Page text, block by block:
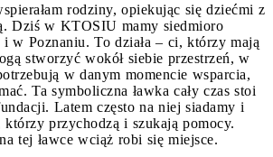
rodziny, opiekując się dziećmi z
Dziś w KTOSIU mamy siedmioro
w Poznaniu. To działa – ci, którzy mają
stworzyć wokół siebie przestrzeń, w
w danym momencie wsparcia,
Ta symboliczna ławka cały czas stoi
Latem często na niej siadamy i
przychodzą i szukają pomocy.
tej ławce wciąż robi się miejsce.